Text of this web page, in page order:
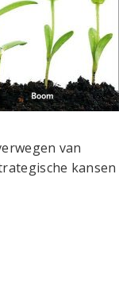
van
kansen